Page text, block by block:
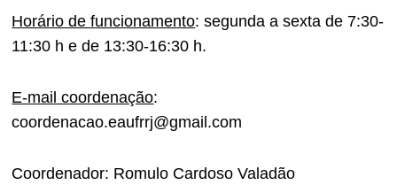
Horário de funcionamento: segunda a sexta de 7:30-
11:30 h e de 13:30-16:30 h.
E-mail coordenação:
coordenacao.eaufrrj@gmail.com
Coordenador: Romulo Cardoso Valadão